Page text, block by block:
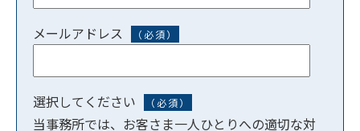
メールアドレス （必須）
選択してください （必須）
当事務所では、お客さま一人ひとりへの適切な対